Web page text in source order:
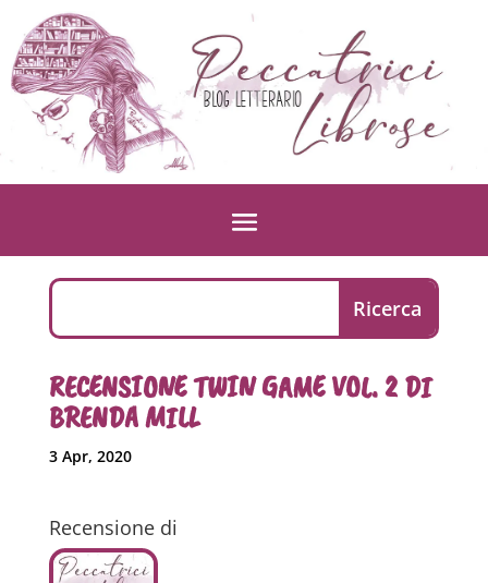
RECENSIONE TWIN GAME VOL. 2 DI
BRENDA MILL
3 Apr, 2020
Recensione di